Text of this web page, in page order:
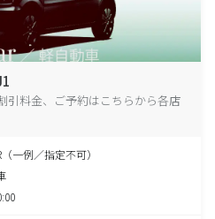
引料金、ご予約はこちらから各店
一例／指定不可）